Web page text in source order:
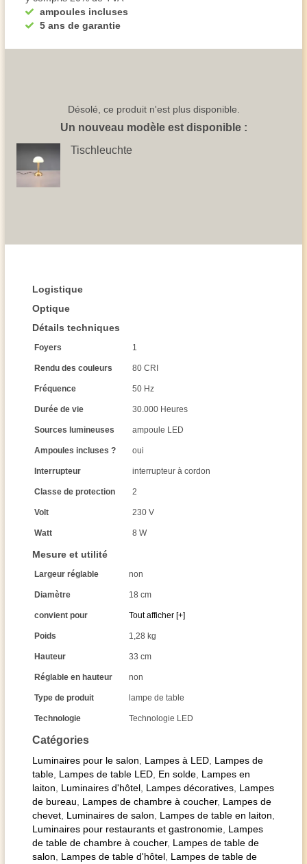
ampoules incluses
5 ans de garantie
Désolé, ce produit n'est plus disponible.
Un nouveau modèle est disponible :
Tischleuchte
Catégories
Luminaires pour le salon Lampes à LED Lampes de
table Lampes de table LED En solde Lampes en
laiton
Luminaires d'hôtel Lampes décoratives Lampes
de bureau
Lampes de chambre à coucher, Lampes de
chevet Luminaires de salon Lampes de table en laiton
Luminaires pour restaurants et gastronomie Lampes
de table de chambre à coucher, Lampes de table de
salon
Lampes de table d'hôtel Lampes de table de
Logistique
Optique
Détails techniques
Foyers 1
Rendu des couleurs 80 CRI
Fréquence 50 Hz
Durée de vie 30.000 Heures
Sources lumineuses ampoule LED
Ampoules incluses ? oui
Interrupteur interrupteur à cordon
Classe de protection 2
Volt 230 V
Watt 8 W
Mesure et utilité
Largeur réglable non
Diamètre 18 cm
convient pour Tout afficher [+]
Poids 1,28 kg
Hauteur 33 cm
Réglable en hauteur non
Type de produit lampe de table
Technologie Technologie LED